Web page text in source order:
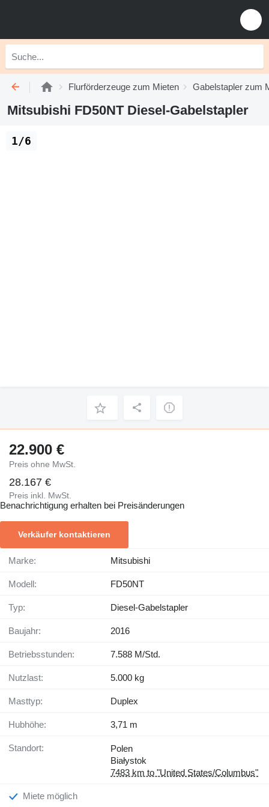
Flurförderzeuge zum Mieten Gabelstapler zum
Mitsubishi FD50NT Diesel-Gabelstapler
1/6
22.900 €
Preis ohne MwSt.
28.167 €
Preis inkl. MwSt.
Benachrichtigung erhalten bei Preisänderungen
Verkäufer kontaktieren
Marke: Mitsubishi
Modell: FD50NT
Typ: Diesel-Gabelstapler
Baujahr: 2016
Betriebsstunden: 7.588 M/Std.
Nutzlast: 5.000 kg
Masttyp: Duplex
Hubhöhe: 3,71 m
Standort:
Polen
Białystok
7483 km to "United States/Columbus"
Miete möglich